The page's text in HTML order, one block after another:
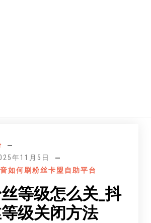
年11月5日
如何刷粉丝卡盟自助平台
等级怎么关_抖
级关闭方法